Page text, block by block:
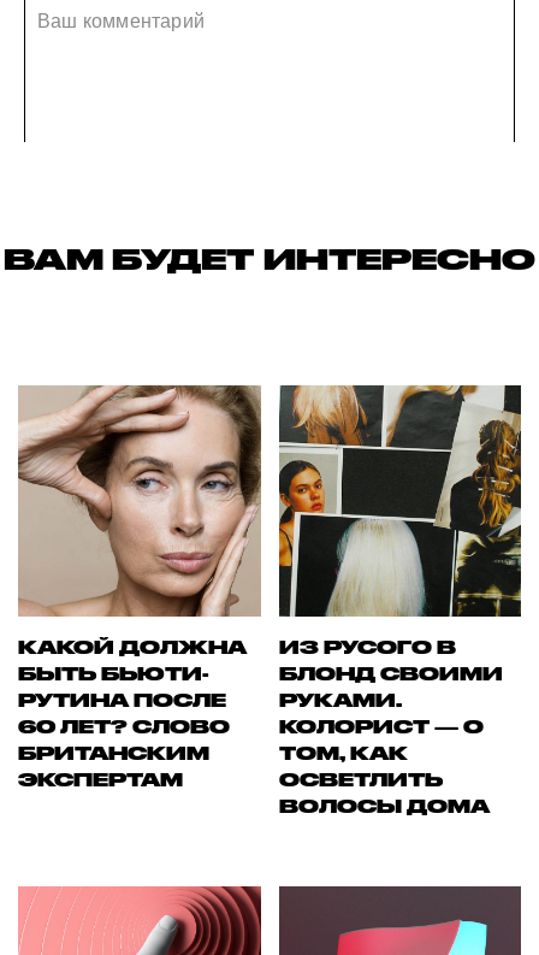
ВАМ БУДЕТ ИНТЕРЕСНО
КАКОЙ ДОЛЖНА
БЫТЬ БЬЮТИ-
РУТИНА ПОСЛЕ
60 ЛЕТ? СЛОВО
БРИТАНСКИМ
ЭКСПЕРТАМ
ИЗ РУСОГО В
БЛОНД СВОИМИ
РУКАМИ.
КОЛОРИСТ — О
ТОМ, КАК
ОСВЕТЛИТЬ
ВОЛОСЫ ДОМА